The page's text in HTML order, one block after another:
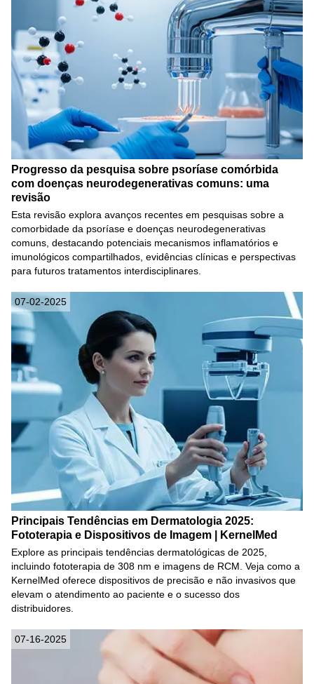
Progresso da pesquisa sobre psoríase comórbida
com doenças neurodegenerativas comuns: uma
revisão
Esta revisão explora avanços recentes em pesquisas sobre a
comorbidade da psoríase e doenças neurodegenerativas
comuns, destacando potenciais mecanismos inflamatórios e
imunológicos compartilhados, evidências clínicas e perspectivas
para futuros tratamentos interdisciplinares.
07-02-2025
Principais Tendências em Dermatologia 2025:
Fototerapia e Dispositivos de Imagem | KernelMed
Explore as principais tendências dermatológicas de 2025,
incluindo fototerapia de 308 nm e imagens de RCM. Veja como a
KernelMed oferece dispositivos de precisão e não invasivos que
elevam o atendimento ao paciente e o sucesso dos
distribuidores.
07-16-2025